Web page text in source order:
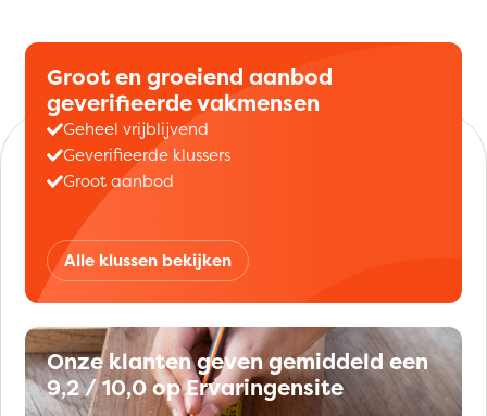
Groot en groeiend aanbod
geverifieerde vakmensen
Geheel vrijblijvend
Geverifieerde klussers
Groot aanbod
Alle klussen bekijken
Onze klanten geven gemiddeld een
9,2 / 10,0 op Ervaringensite